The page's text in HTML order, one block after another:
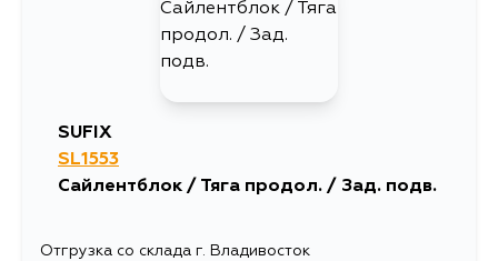
SUFIX
SL1553
Сайлентблок / Тяга продол. / Зад. подв.
Отгрузка со склада г. Владивосток